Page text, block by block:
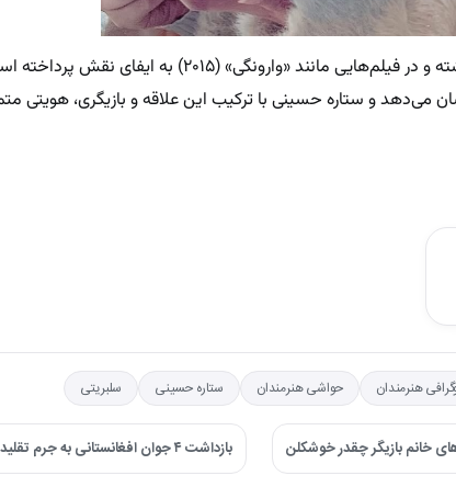
علاوه بر تلویزیون، او در سینما نیز فعالیت داشته و در فیلم‌هایی مانند «وارونگی»
و ستاره حسینی با ترکیب این علاقه و بازیگری، هویتی
هنرمندان حواشی هنرمندان ستاره حسینی سلبریتی
بازداشت ۴ جوان افغانستانی به جرم تقلید از پیکی بلایندرز! ←